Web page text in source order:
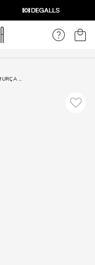
PAPETE CAMURÇA BEGE BRILHO